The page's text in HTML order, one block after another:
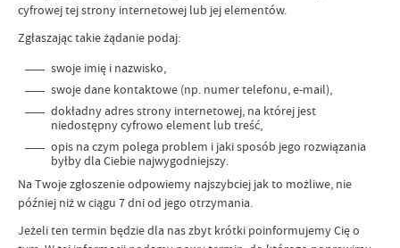
cyfrowej tej strony internetowej lub jej elementów.
Zgłaszając takie żądanie podaj:
swoje imię i nazwisko,
swoje dane kontaktowe (np. numer telefonu, e-mail),
dokładny adres strony internetowej, na której jest
niedostępny cyfrowo element lub treść,
opis na czym polega problem i jaki sposób jego rozwiązania
byłby dla Ciebie najwygodniejszy.
Na Twoje zgłoszenie odpowiemy najszybciej jak to możliwe, nie
później niż w ciągu 7 dni od jego otrzymania.
Jeżeli ten termin będzie dla nas zbyt krótki poinformujemy Cię o